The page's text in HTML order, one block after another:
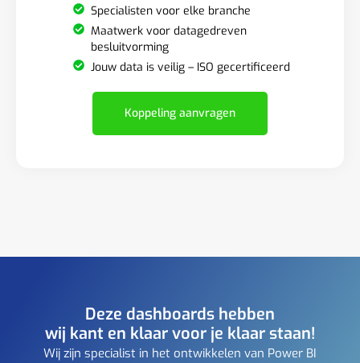
Specialisten voor elke branche
Maatwerk voor datagedreven
besluitvorming
Jouw data is veilig – ISO gecertificeerd
Koppeling aanvragen
Deze dashboards hebben
wij kant en klaar voor je klaar staan!
Wij zijn specialist in het ontwikkelen van Power BI